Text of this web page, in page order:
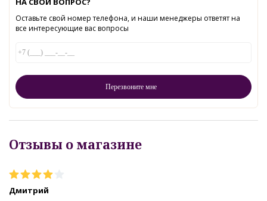
Оставьте свой номер телефона, и наши менеджеры ответят на
все интересующие вас вопросы
Отзывы о магазине
Дмитрий